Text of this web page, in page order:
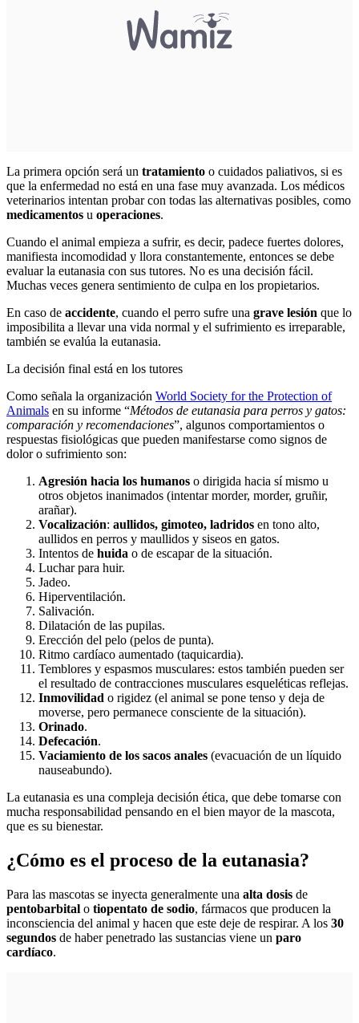
La primera opción será un tratamiento o cuidados paliativos, si es
que la enfermedad no está en una fase muy avanzada. Los médicos
veterinarios intentan probar con todas las alternativas posibles, como
medicamentos u operaciones.
Cuando el animal empieza a sufrir, es decir, padece fuertes dolores,
manifiesta incomodidad y llora constantemente, entonces se debe
evaluar la eutanasia con sus tutores. No es una decisión fácil.
Muchas veces genera sentimiento de culpa en los propietarios.
En caso de accidente, cuando el perro sufre una grave lesión que lo
imposibilita a llevar una vida normal y el sufrimiento es irreparable,
también se evalúa la eutanasia.
La decisión final está en los tutores
Como señala la organización World Society for the Protection of
Animals en su informe “Métodos de eutanasia para perros y gatos:
comparación y recomendaciones”, algunos comportamientos o
respuestas fisiológicas que pueden manifestarse como signos de
dolor o sufrimiento son:
Agresión hacia los humanos o dirigida hacia sí mismo u
otros objetos inanimados (intentar morder, morder, gruñir,
arañar).
Vocalización: aullidos, gimoteo, ladridos en tono alto,
aullidos en perros y maullidos y siseos en gatos.
Intentos de huida o de escapar de la situación.
Luchar para huir.
Jadeo.
Hiperventilación.
Salivación.
Dilatación de las pupilas.
Erección del pelo (pelos de punta).
Ritmo cardíaco aumentado (taquicardia).
Temblores y espasmos musculares: estos también pueden ser
el resultado de contracciones musculares esqueléticas reflejas.
Inmovilidad o rigidez (el animal se pone tenso y deja de
moverse, pero permanece consciente de la situación).
Orinado.
Defecación.
Vaciamiento de los sacos anales (evacuación de un líquido
nauseabundo).
La eutanasia es una compleja decisión ética, que debe tomarse con
mucha responsabilidad pensando en el bien mayor de la mascota,
que es su bienestar.
¿Cómo es el proceso de la eutanasia?
Para las mascotas se inyecta generalmente una alta dosis de
pentobarbital o tiopentato de sodio, fármacos que producen la
inconsciencia del animal y hacen que este deje de respirar. A los 30
segundos de haber penetrado las sustancias viene un paro
cardíaco.